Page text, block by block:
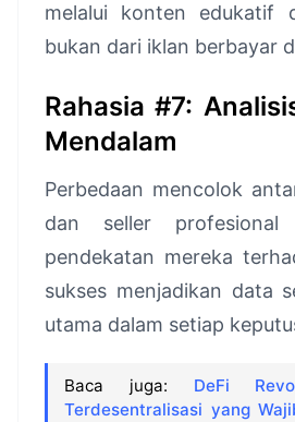
melalui konten edukatif
bukan dari iklan berbayar
Rahasia #7:
Mendalam
Perbedaan mencolok
dan seller
pendekatan mereka
sukses menjadikan data
utama dalam setiap
Baca juga: DeFi
Terdesentralisasi yang